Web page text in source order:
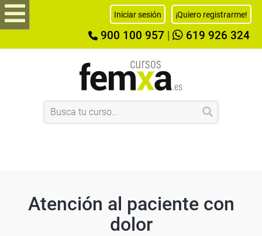
Iniciar sesión ¡Quiero registrarme!
900 100 957 619 926 324
Atención al paciente con
dolor